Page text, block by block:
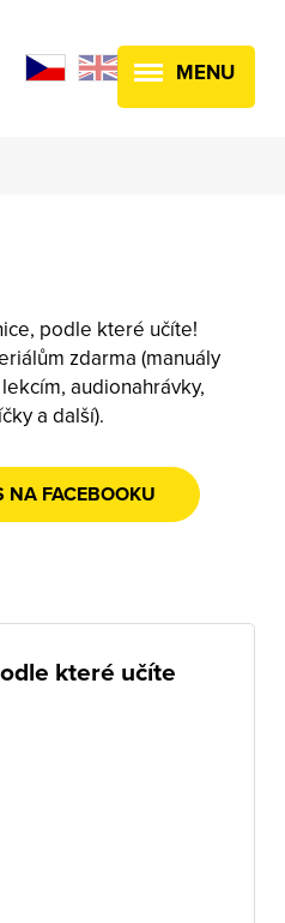
MENU
podle které učíte!
zdarma (manuály
audionahrávky,
a další).
NA FACEBOOKU
které učíte